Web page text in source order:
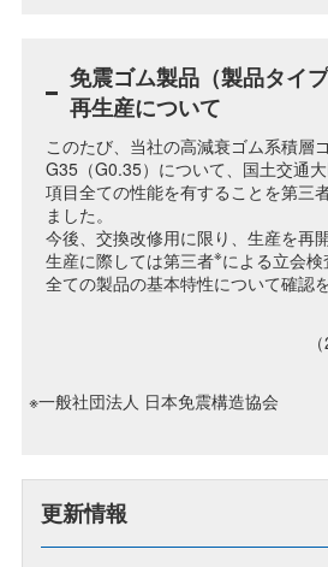
免震ゴム製品（製品タイ
再生産について
このたび、当社の高減衰ゴム系積層
G35（G0.35）について、国土交通
項目全ての性能を有することを第三
ました。
今後、交換改修用に限り、生産を再
生産に際しては第三者※による立会
全ての製品の基本特性について確認
※一般社団法人 日本免震構造協会
更新情報